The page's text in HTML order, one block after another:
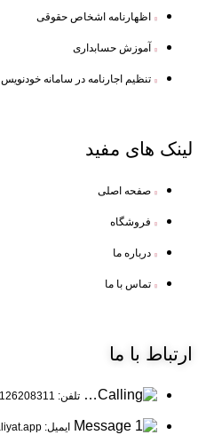
اظهارنامه اشخاص حقوقی
آموزش حسابداری
تنظیم اجارنامه در سامانه خودنویس
لینک های مفید
صفحه اصلی
فروشگاه
درباره ما
تماس با ما
ارتباط با ما
تلفن: 02126208311
ایمیل: Info@maliyat.app